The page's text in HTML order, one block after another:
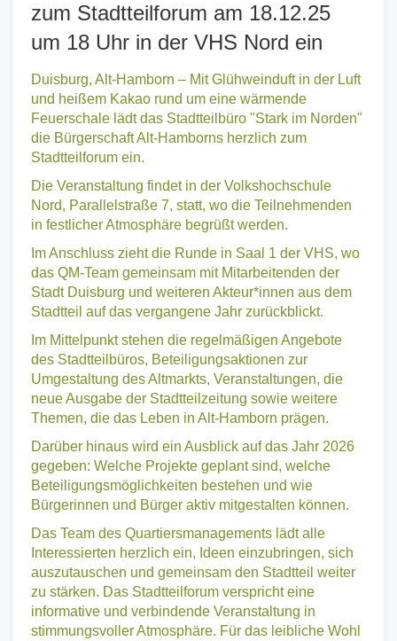
zum Stadtteilforum am 18.12.25
um 18 Uhr in der VHS Nord ein
Duisburg, Alt-Hamborn – Mit Glühweinduft in der Luft
und heißem Kakao rund um eine wärmende
Feuerschale lädt das Stadtteilbüro "Stark im Norden"
die Bürgerschaft Alt-Hamborns herzlich zum
Stadtteilforum ein.
Die Veranstaltung findet in der Volkshochschule
Nord, Parallelstraße 7, statt, wo die Teilnehmenden
in festlicher Atmosphäre begrüßt werden.
Im Anschluss zieht die Runde in Saal 1 der VHS, wo
das QM-Team gemeinsam mit Mitarbeitenden der
Stadt Duisburg und weiteren Akteur*innen aus dem
Stadtteil auf das vergangene Jahr zurückblickt.
Im Mittelpunkt stehen die regelmäßigen Angebote
des Stadtteilbüros, Beteiligungsaktionen zur
Umgestaltung des Altmarkts, Veranstaltungen, die
neue Ausgabe der Stadtteilzeitung sowie weitere
Themen, die das Leben in Alt-Hamborn prägen.
Darüber hinaus wird ein Ausblick auf das Jahr 2026
gegeben: Welche Projekte geplant sind, welche
Beteiligungsmöglichkeiten bestehen und wie
Bürgerinnen und Bürger aktiv mitgestalten können.
Das Team des Quartiersmanagements lädt alle
Interessierten herzlich ein, Ideen einzubringen, sich
auszutauschen und gemeinsam den Stadtteil weiter
zu stärken. Das Stadtteilforum verspricht eine
informative und verbindende Veranstaltung in
stimmungsvoller Atmosphäre. Für das leibliche Wohl